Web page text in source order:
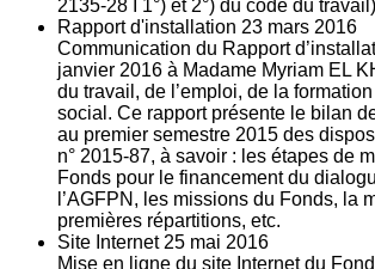
2135‐28 I 1°) et 2°) du code du
Rapport d'installation 23 mars 2016
Communication du Rapport
janvier 2016 à Madame Myriam EL
du travail, de l’emploi, de la
social. Ce rapport présente le bilan
au premier semestre 2015 des
n° 2015-87, à savoir : les étapes de
Fonds pour le financement du
l’AGFPN, les missions du Fonds, la
premières répartitions, etc.
Site Internet 25 mai 2016
Mise en ligne du site Internet du